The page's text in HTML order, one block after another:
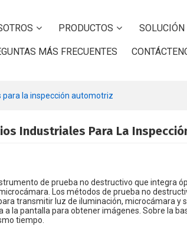
PRODUCTOS SOLUCIÓN
MÁS FRECUENTES
para la inspección automotriz
Industriales Para La
de prueba no destructivo que integra
Los métodos de prueba no
transmitir luz de iluminación, microcámara y
a la pantalla para obtener imágenes. Sobre la
tiempo.